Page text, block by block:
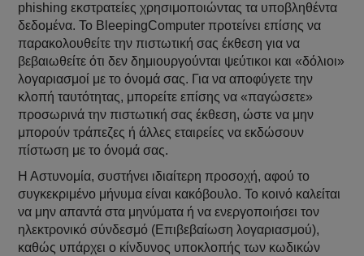
phishing εκστρατείες χρησιμοποιώντας τα υποβληθέντα
δεδομένα. Το BleepingComputer προτείνει επίσης να
παρακολουθείτε την πιστωτική σας έκθεση για να
βεβαιωθείτε ότι δεν δημιουργούνται ψεύτικοι και «δόλιοι»
λογαριασμοί με το όνομά σας. Για να αποφύγετε την
κλοπή ταυτότητας, μπορείτε επίσης να «παγώσετε»
προσωρινά την πιστωτική σας έκθεση, ώστε να μην
μπορούν τράπεζες ή άλλες εταιρείες να εκδώσουν
πίστωση με το όνομά σας.
Η Αστυνομία, συστήνει ιδιαίτερη προσοχή, αφού το
συγκεκριμένο μήνυμα είναι κακόβουλο. To κοινό καλείται
να μην απαντά στα μηνύματα ή να ενεργοποιήσει τον
ηλεκτρονικό σύνδεσμό (Επιβεβαίωση λογαριασμού),
καθώς υπάρχει ο κίνδυνος υποκλοπής των κωδικών